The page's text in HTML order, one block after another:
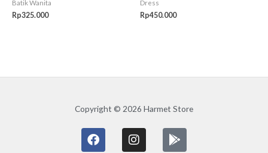
Batik Wanita
Rp325.000
Dress
Rp450.000
Copyright © 2026 Harmet Store
F
a
I
n
G
o